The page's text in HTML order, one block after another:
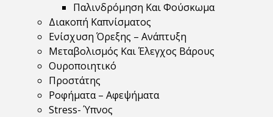
Παλινδρόμηση Και Φούσκωμα
Διακοπή Καπνίσματος
Ενίσχυση Όρεξης – Ανάπτυξη
Μεταβολισμός Και Έλεγχος Βάρους
Ουροποιητικό
Προστάτης
Ροφήματα – Αφεψήματα
Stress- Ύπνος